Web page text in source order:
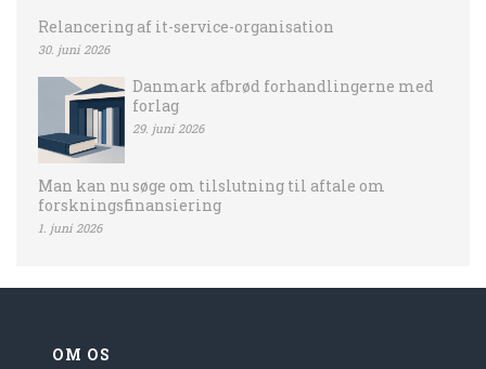
Relancering af it-service-organisation
30. juni 2026
Danmark afbrød forhandlingerne med
forlag
29. juni 2026
Man kan nu søge om tilslutning til aftale om
forskningsfinansiering
1. juni 2026
OM OS